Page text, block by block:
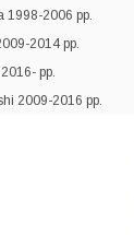
1998-2006 рр.
2014 рр.
рр.
2009-2016 рр.